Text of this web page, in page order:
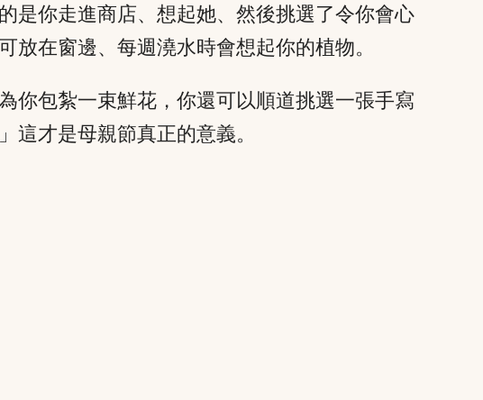
是你走進商店、想起她、然後挑選了令你會心
在窗邊、每週澆水時會想起你的植物。
你包紮一束鮮花，你還可以順道挑選一張手寫
才是母親節真正的意義。